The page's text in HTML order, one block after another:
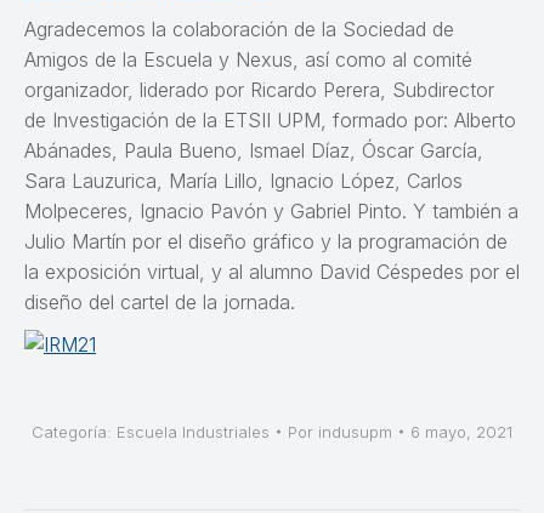
Agradecemos la colaboración de la Sociedad de
Amigos de la Escuela y Nexus, así como al comité
organizador, liderado por Ricardo Perera, Subdirector
de Investigación de la ETSII UPM, formado por: Alberto
Abánades, Paula Bueno, Ismael Díaz, Óscar García,
Sara Lauzurica, María Lillo, Ignacio López, Carlos
Molpeceres, Ignacio Pavón y Gabriel Pinto. Y también a
Julio Martín por el diseño gráfico y la programación de
la exposición virtual, y al alumno David Céspedes por el
diseño del cartel de la jornada.
Categoría: Escuela Industriales Por indusupm 6 mayo, 2021